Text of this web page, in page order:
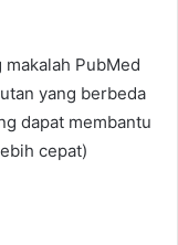
PubMed
yang berbeda
dapat membantu
cepat)